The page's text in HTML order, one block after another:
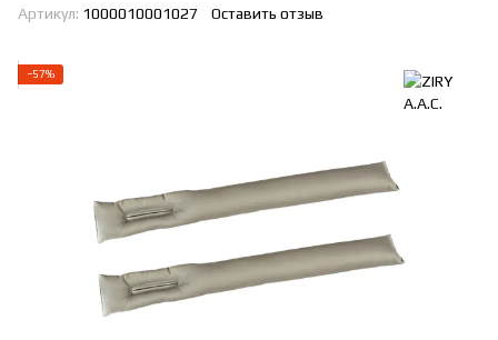
Артикул: 1000010001027 Оставить отзыв
−57%